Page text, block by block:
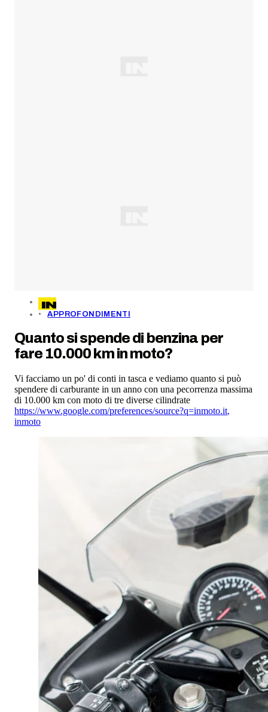
APPROFONDIMENTI
Quanto si spende di benzina per
fare 10.000 km in moto?
Vi facciamo un po' di conti in tasca e vediamo quanto si può
spendere di carburante in un anno con una pecorrenza massima
di 10.000 km con moto di tre diverse cilindrate
https://www.google.com/preferences/source?q=inmoto.it,
inmoto